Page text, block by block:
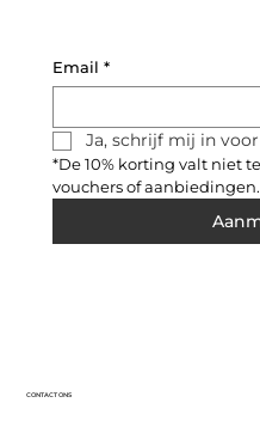
CONTACT ONS
Email *
Ja, schrijf mij in
*De 10% korting valt niet
vouchers of aanbiedingen.